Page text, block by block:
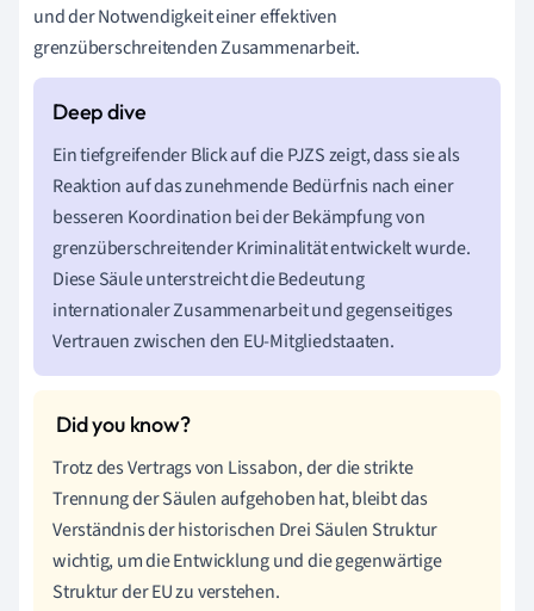
und der Notwendigkeit einer effektiven
grenzüberschreitenden Zusammenarbeit.
Ein tiefgreifender Blick auf die PJZS zeigt, dass sie als
Reaktion auf das zunehmende Bedürfnis nach einer
besseren Koordination bei der Bekämpfung von
grenzüberschreitender Kriminalität entwickelt wurde.
Diese Säule unterstreicht die Bedeutung
internationaler Zusammenarbeit und gegenseitiges
Vertrauen zwischen den EU-Mitgliedstaaten.
Trotz des Vertrags von Lissabon, der die strikte
Trennung der Säulen aufgehoben hat, bleibt das
Verständnis der historischen Drei Säulen Struktur
wichtig, um die Entwicklung und die gegenwärtige
Struktur der EU zu verstehen.